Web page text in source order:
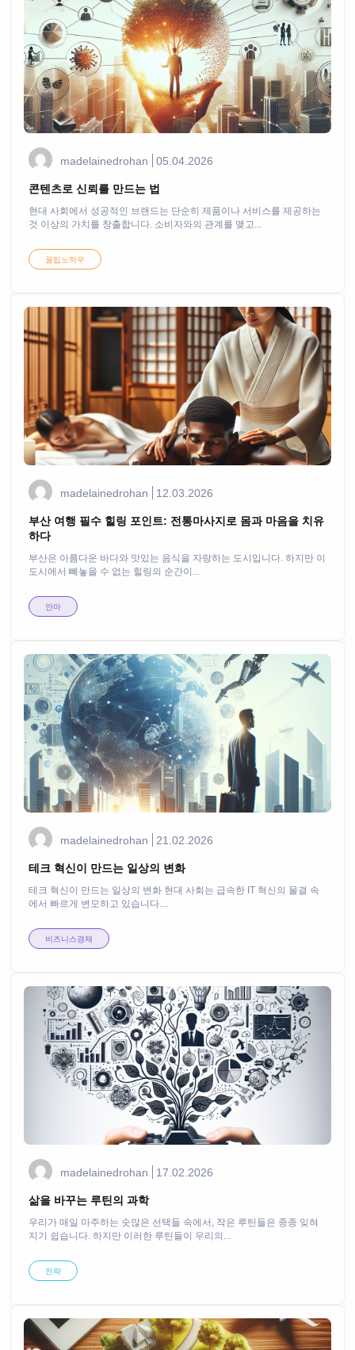
madelainedrohan 05.04.2026
콘텐츠로 신뢰를 만드는 법
현대 사회에서 성공적인 브랜드는 단순히 제품이나 서비스를 제공하는
것 이상의 가치를 창출합니다. 소비자와의 관계를 맺고...
꿀팁노하우
madelainedrohan 12.03.2026
부산 여행 필수 힐링 포인트: 전통마사지로 몸과 마음을 치유
하다
부산은 아름다운 바다와 맛있는 음식을 자랑하는 도시입니다. 하지만 이
도시에서 빼놓을 수 없는 힐링의 순간이...
안마
madelainedrohan 21.02.2026
테크 혁신이 만드는 일상의 변화
테크 혁신이 만드는 일상의 변화 현대 사회는 급속한 IT 혁신의 물결 속
에서 빠르게 변모하고 있습니다....
비즈니스경제
madelainedrohan 17.02.2026
삶을 바꾸는 루틴의 과학
우리가 매일 마주하는 숫많은 선택들 속에서, 작은 루틴들은 종종 잊혀
지기 쉽습니다. 하지만 이러한 루틴들이 우리의...
전략